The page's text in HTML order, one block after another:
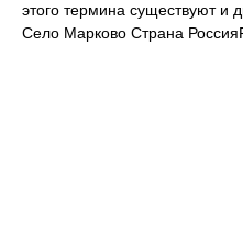
этого термина существуют и
Село Марково Страна